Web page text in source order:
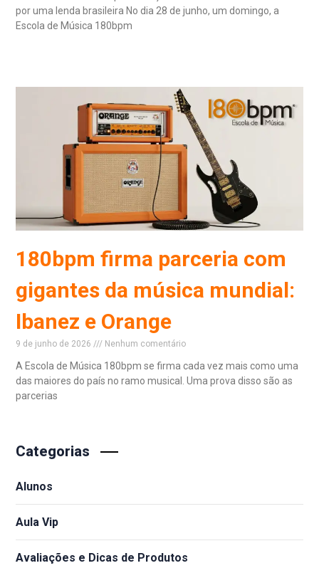
por uma lenda brasileira No dia 28 de junho, um domingo, a
Escola de Música 180bpm
180bpm firma parceria com
gigantes da música mundial:
Ibanez e Orange
9 de junho de 2026 Nenhum comentário
A Escola de Música 180bpm se firma cada vez mais como uma
das maiores do país no ramo musical. Uma prova disso são as
parcerias
Categorias
Alunos
Aula Vip
Avaliações e Dicas de Produtos